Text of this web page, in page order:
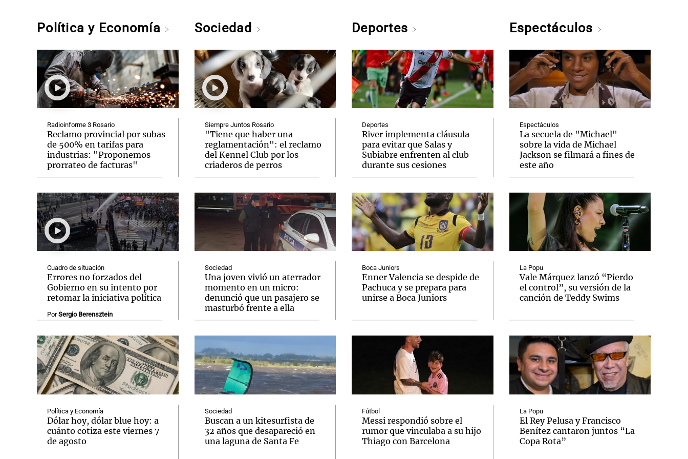
Política y Economía
Radioinforme 3 Rosario
Reclamo provincial por subas
de 500% en tarifas para
industrias: "Proponemos
prorrateo de facturas"
Cuadro de situación
Errores no forzados del
Gobierno en su intento por
retomar la iniciativa política
PorSergio Berensztein
Política y Economía
Dólar hoy, dólar blue hoy: a
cuánto cotiza este viernes 7
de agosto
Sociedad
Siempre Juntos Rosario
"Tiene que haber una
reglamentación": el reclamo
del Kennel Club por los
criaderos de perros
Sociedad
Una joven vivió un aterrador
momento en un micro:
denunció que un pasajero se
masturbó frente a ella
Sociedad
Buscan a un kitesurfista de
32 años que desapareció en
una laguna de Santa Fe
Deportes
Deportes
River implementa cláusula
para evitar que Salas y
Subiabre enfrenten al club
durante sus cesiones
Boca Juniors
Enner Valencia se despide de
Pachuca y se prepara para
unirse a Boca Juniors
Fútbol
Messi respondió sobre el
rumor que vinculaba a su hijo
Thiago con Barcelona
Espectáculos
Espectáculos
La secuela de "Michael"
sobre la vida de Michael
Jackson se filmará a fines de
este año
La Popu
Vale Márquez lanzó “Pierdo
el control”, su versión de la
canción de Teddy Swims
La Popu
El Rey Pelusa y Francisco
Benítez cantaron juntos “La
Copa Rota”
Notas
Mundial 2026
Notas
El huracán de Arequito Cadena 3 en Groenlandia
Notas